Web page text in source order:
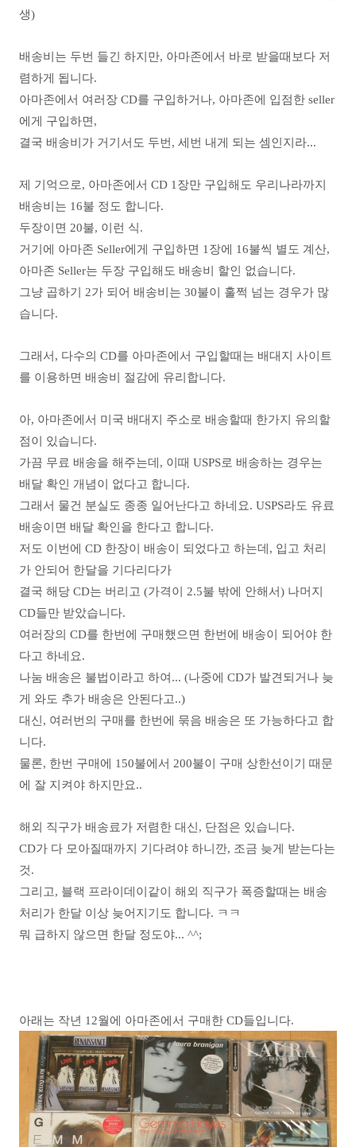
생)
배송비는 두번 들긴 하지만, 아마존에서 바로 받을때보다 저
렴하게 됩니다.
아마존에서 여러장 CD를 구입하거나, 아마존에 입점한 seller
에게 구입하면,
결국 배송비가 거기서도 두번, 세번 내게 되는 셈인지라...
제 기억으로, 아마존에서 CD 1장만 구입해도 우리나라까지
배송비는 16불 정도 합니다.
두장이면 20불, 이런 식.
거기에 아마존 Seller에게 구입하면 1장에 16불씩 별도 계산,
아마존 Seller는 두장 구입해도 배송비 할인 없습니다.
그냥 곱하기 2가 되어 배송비는 30불이 훌쩍 넘는 경우가 많
습니다.
그래서 , 다수의 CD를 아마존에서 구입할때는 배대지 사이트
를 이용하면 배송비 절감에 유리합니다.
아, 아마존에서 미국 배대지 주소로 배송할때 한가지 유의할
점이 있습니다.
가끔 무료 배송을 해주는데, 이때 USPS로 배송하는 경우는
배달 확인 개념이 없다고 합니다.
그래서 물건 분실도 종종 일어난다고 하네요. USPS라도 유료
배송이면 배달 확인을 한다고 합니다.
저도 이번에 CD 한장이 배송이 되었다고 하는데, 입고 처리
가 안되어 한달을 기다리다가
결국 해당 CD는 버리고 (가격이 2.5불 밖에 안해서) 나머지
CD들만 받았습니다.
여러장의 CD를 한번에 구매했으면 한번에 배송이 되어야 한
다고 하네요.
나눔 배송은 불법이라고 하여... (나중에 CD가 발견되거나 늦
게 와도 추가 배송은 안된다고..)
대신, 여러번의 구매를 한번에 묶음 배송은 또 가능하다고 합
니다.
물론, 한번 구매에 150불에서 200불이 구매 상한선이기 때문
에 잘 지켜야 하지만요..
해외 직구가 배송료가 저렴한 대신, 단점은 있습니다.
CD가 다 모아질때까지 기다려야 하니깐, 조금 늦게 받는다는
것.
그리고, 블랙 프라이데이같이 해외 직구가 폭증할때는 배송
처리가 한달 이상 늦어지기도 합니다. ㅋㅋ
뭐 급하지 않으면 한달 정도야... ^^;
아래는 작년 12월에 아마존에서 구매한 CD들입니다.